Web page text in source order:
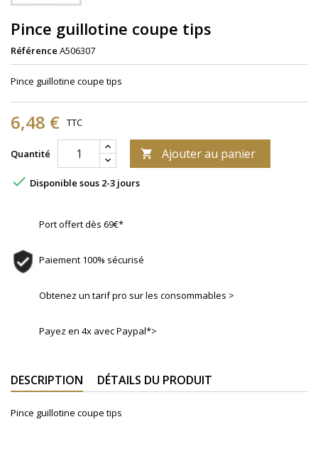
Pince guillotine coupe tips
Référence A506307
Pince guillotine coupe tips
6,48 € TTC
Quantité  Ajouter au panier
 Disponible sous 2-3 jours
Port offert dès 69€*
Paiement 100% sécurisé
Obtenez un tarif pro sur les consommables >
Payez en 4x avec Paypal*>
DESCRIPTION DÉTAILS DU PRODUIT
Pince guillotine coupe tips